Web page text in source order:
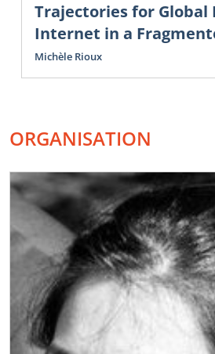
Trajectories for
Internet in a
Michèle Rioux
ORGANISATION